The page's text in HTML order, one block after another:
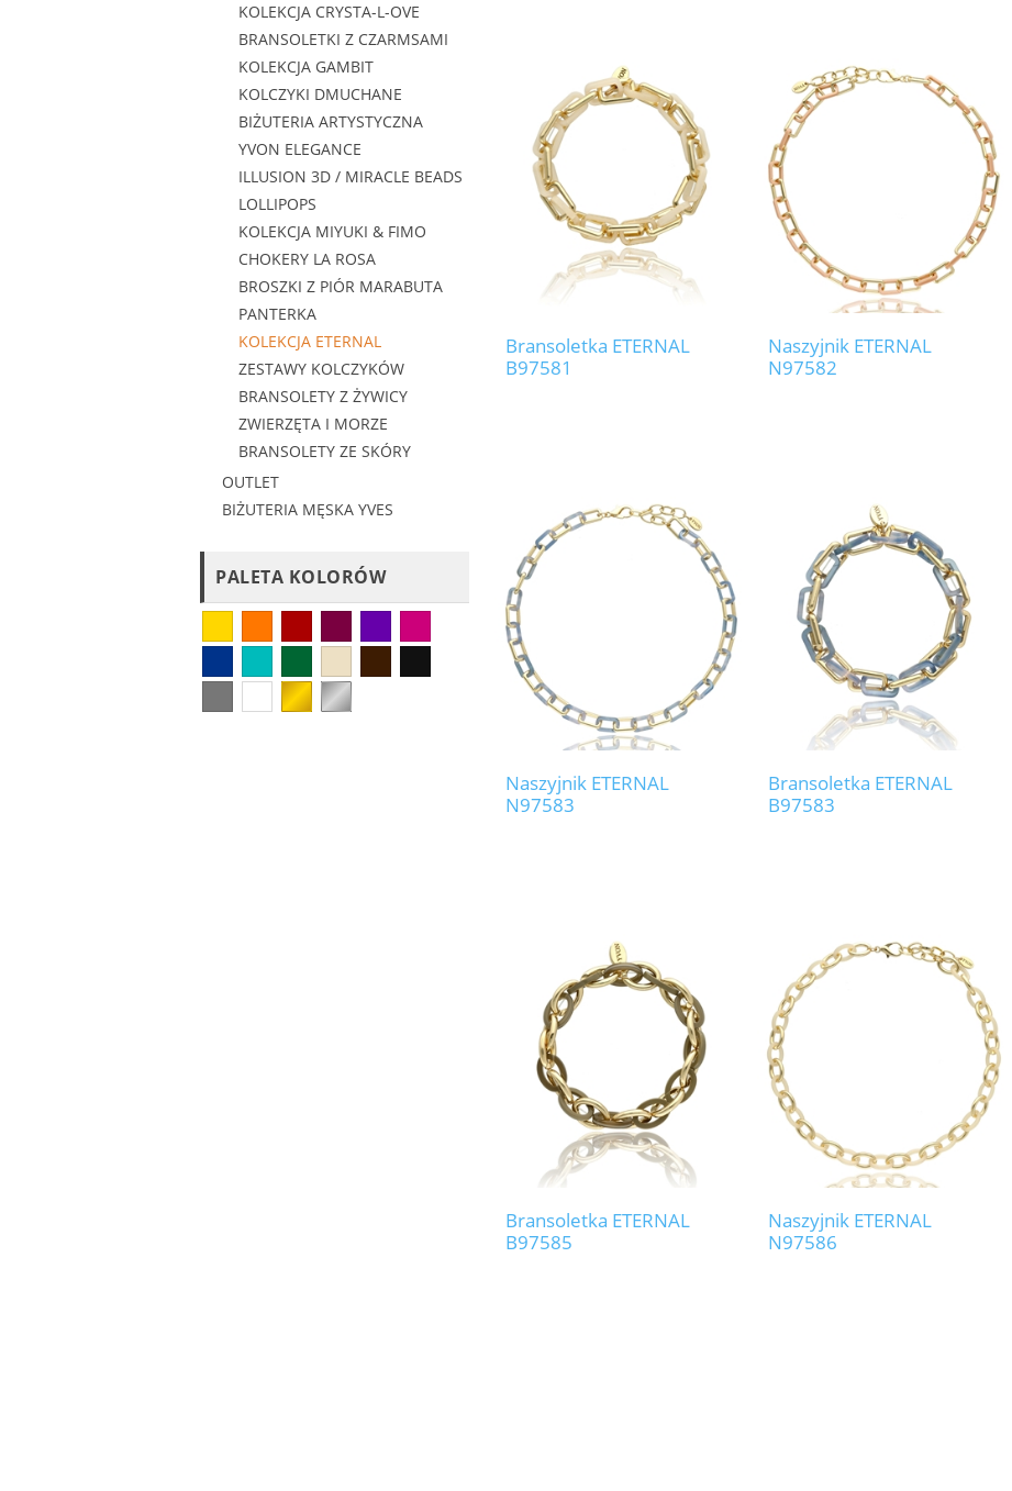
KOLEKCJA CRYSTA-L-OVE
BRANSOLETKI Z CZARMSAMI
KOLEKCJA GAMBIT
KOLCZYKI DMUCHANE
BIŻUTERIA ARTYSTYCZNA
YVON ELEGANCE
ILLUSION 3D / MIRACLE BEADS
LOLLIPOPS
KOLEKCJA MIYUKI & FIMO
CHOKERY LA ROSA
BROSZKI Z PIÓR MARABUTA
PANTERKA
KOLEKCJA ETERNAL
ZESTAWY KOLCZYKÓW
BRANSOLETY Z ŻYWICY
ZWIERZĘTA I MORZE
BRANSOLETY ZE SKÓRY
OUTLET
BIŻUTERIA MĘSKA YVES
PALETA KOLORÓW
Bransoletka ETERNAL
B97581
Naszyjnik ETERNAL
N97582
Naszyjnik ETERNAL
N97583
Bransoletka ETERNAL
B97583
Bransoletka ETERNAL
B97585
Naszyjnik ETERNAL
N97586